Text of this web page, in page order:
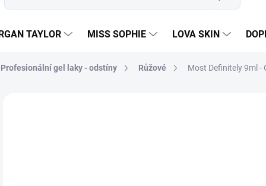
TAYLOR MISS SOPHIE LOVA SKIN
Profesionální gel laky - odstíny Růžové Most Definitely 9ml -